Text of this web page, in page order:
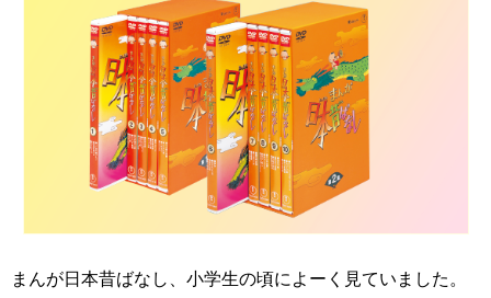
まんが日本昔ばなし、小学生の頃によーく見ていました。